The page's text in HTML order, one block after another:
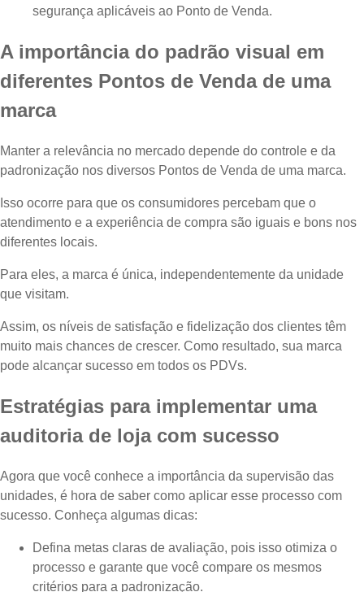
segurança aplicáveis ao Ponto de Venda.
A importância do padrão visual em
diferentes Pontos de Venda de uma
marca
Manter a relevância no mercado depende do controle e da
padronização nos diversos Pontos de Venda de uma marca.
Isso ocorre para que os consumidores percebam que o
atendimento e a experiência de compra são iguais e bons nos
diferentes locais.
Para eles, a marca é única, independentemente da unidade
que visitam.
Assim, os níveis de satisfação e fidelização dos clientes têm
muito mais chances de crescer. Como resultado, sua marca
pode alcançar sucesso em todos os PDVs.
Estratégias para implementar uma
auditoria de loja com sucesso
Agora que você conhece a importância da supervisão das
unidades, é hora de saber como aplicar esse processo com
sucesso. Conheça algumas dicas:
Defina metas claras de avaliação, pois isso otimiza o
processo e garante que você compare os mesmos
critérios para a padronização.